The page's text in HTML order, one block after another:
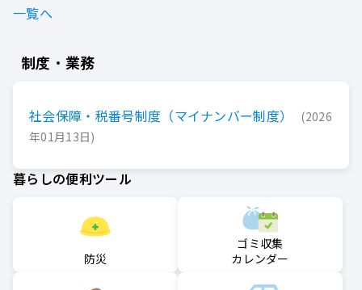
一覧へ
制度・業務
社会保障・税番号制度（マイナンバー制度）
2026
年01月13日
暮らしの便利ツール
防災
ゴミ収集
カレンダー